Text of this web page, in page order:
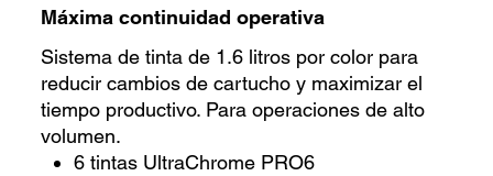
Máxima continuidad operativa
Sistema de tinta de 1.6 litros por color para
reducir cambios de cartucho y maximizar el
tiempo productivo. Para operaciones de alto
volumen.
6 tintas UltraChrome PRO6